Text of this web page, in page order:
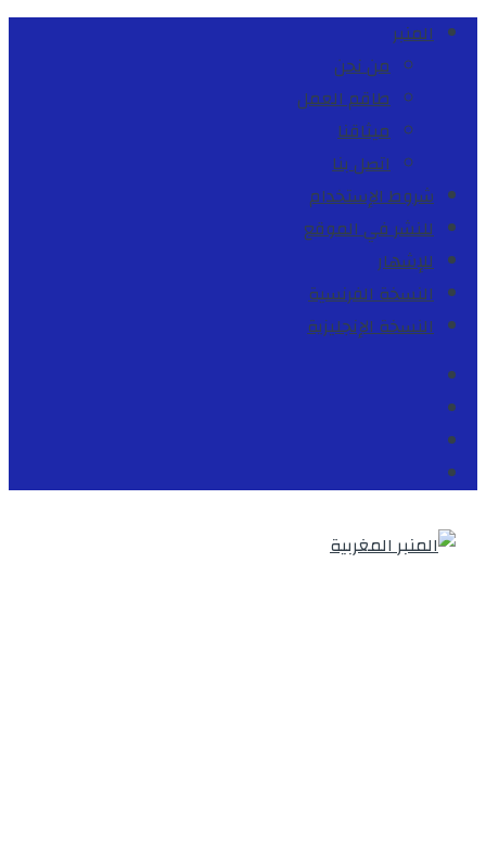
المنبر
من نحن
طاقم العمل
ميثاقنا
اتصل بنا
شروط الإستخدام
للنشر في الموقع
للإشهار
النسخة الفرنسية
النسخة الإنجليزية